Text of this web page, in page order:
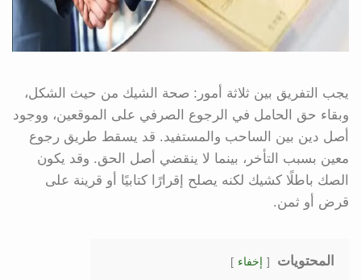
يجب التفريق بين ثلاثة أمور: صحة الشيك من حيث الشكل،
وبقاء حق الحامل في الرجوع الصرفي على الموقعين، ووجود
أصل دين بين الساحب والمستفيد. قد يسقط طريق رجوع
معين بسبب التأخر، بينما لا ينقضي أصل الحق. وقد يكون
الصك باطلًا كشيك لكنه يصلح إقرارًا كتابيًا أو قرينة على
قرض أو ثمن.
المحتويات إخفاء